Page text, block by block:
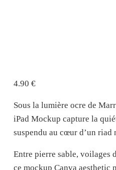
4.90€
Sous la lumière ocre de
iPad Mockup capture la
suspendu au cœur d’un riad
Entre pierre sable, voilages
cemockup Canva aesthetic